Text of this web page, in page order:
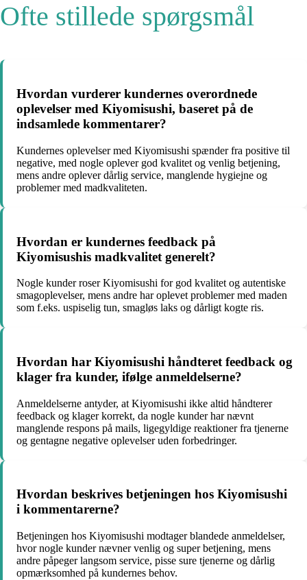
Ofte stillede spørgsmål
Hvordan vurderer kundernes overordnede
oplevelser med Kiyomisushi, baseret på de
indsamlede kommentarer?
Kundernes oplevelser med Kiyomisushi spænder fra positive til
negative, med nogle oplever god kvalitet og venlig betjening,
mens andre oplever dårlig service, manglende hygiejne og
problemer med madkvaliteten.
Hvordan er kundernes feedback på
Kiyomisushis madkvalitet generelt?
Nogle kunder roser Kiyomisushi for god kvalitet og autentiske
smagoplevelser, mens andre har oplevet problemer med maden
som f.eks. uspiselig tun, smagløs laks og dårligt kogte ris.
Hvordan har Kiyomisushi håndteret feedback og
klager fra kunder, ifølge anmeldelserne?
Anmeldelserne antyder, at Kiyomisushi ikke altid håndterer
feedback og klager korrekt, da nogle kunder har nævnt
manglende respons på mails, ligegyldige reaktioner fra tjenerne
og gentagne negative oplevelser uden forbedringer.
Hvordan beskrives betjeningen hos Kiyomisushi
i kommentarerne?
Betjeningen hos Kiyomisushi modtager blandede anmeldelser,
hvor nogle kunder nævner venlig og super betjening, mens
andre påpeger langsom service, pisse sure tjenerne og dårlig
opmærksomhed på kundernes behov.